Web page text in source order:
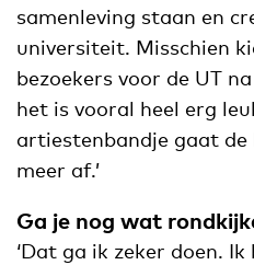
samenleving staan en
universiteit. Misschien
bezoekers voor de UT
het is vooral heel erg
artiestenbandje gaat
meer af.’
Ga je nog wat
‘Dat ga ik zeker doen.